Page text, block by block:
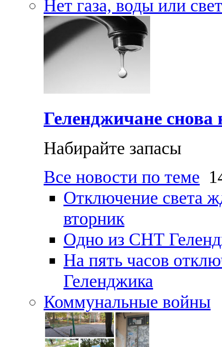
Нет газа, воды или
Геленджичане снова
Набирайте запасы
Все новости по теме
Отключение света
вторник
Одно из СНТ
На пять часов
Геленджика
Коммунальные войны